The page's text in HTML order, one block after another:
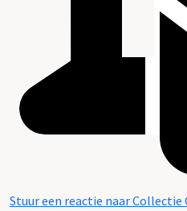
Stuur een reactie naar